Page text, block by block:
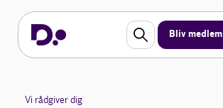
Bliv medlem
Vi rådgiver dig